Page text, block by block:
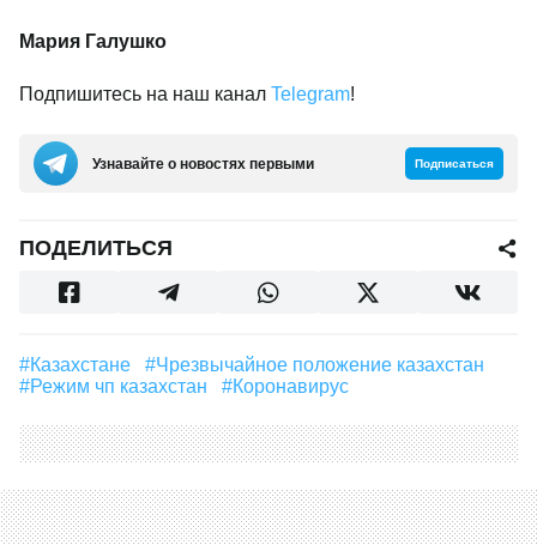
Мария Галушко
Подпишитесь на наш канал Telegram!
Узнавайте о новостях первыми Подписаться
ПОДЕЛИТЬСЯ
#Казахстане
#чрезвычайное положение казахстан
#режим чп казахстан
#Коронавирус